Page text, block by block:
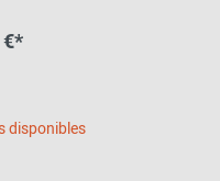
disponibles